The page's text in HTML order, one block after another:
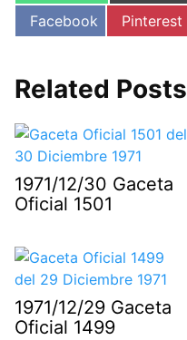
Compartir
en
Facebook
Compartir
en
Pinterest
Related Posts
1971/12/30 Gaceta
Oficial 1501
1971/12/29 Gaceta
Oficial 1499